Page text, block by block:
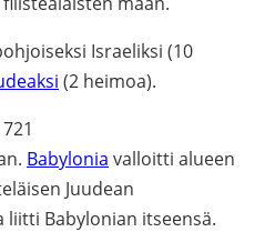
Israeliksi (10
(2 heimoa).
Babylonia valloitti alueen
Juudean
liitti Babylonian itseensä.